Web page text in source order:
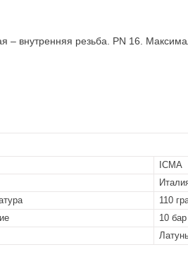
– внутренняя резьба. PN 16.
ICMA
110
10 бар